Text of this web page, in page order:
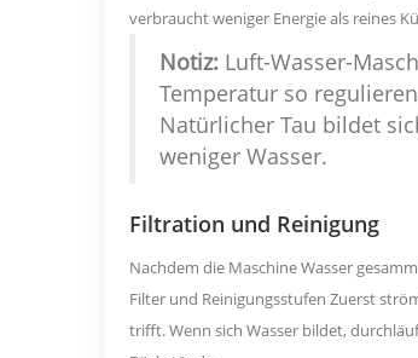
verbraucht weniger Energie als reines
Notiz: Luft-Wasser-
Temperatur so
Natürlicher Tau bildet
weniger Wasser.
Filtration und Reinigung
Nachdem die Maschine Wasser
Filter und Reinigungsstufen Zuerst
trifft. Wenn sich Wasser bildet,